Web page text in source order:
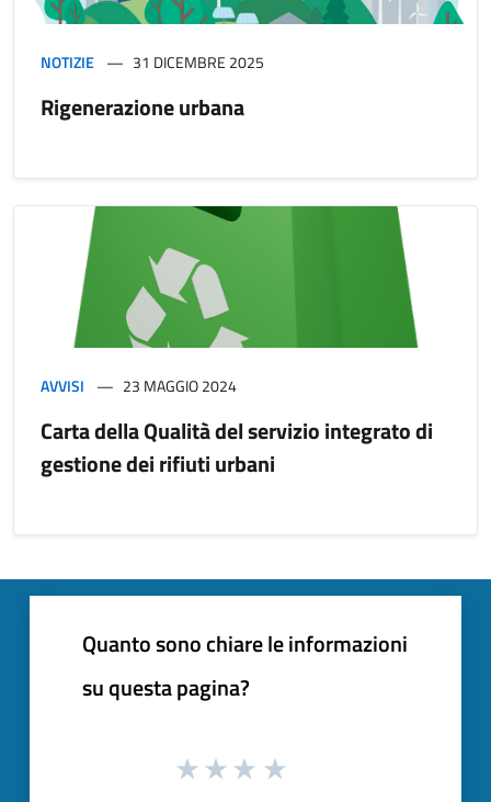
NOTIZIE 31 DICEMBRE 2025
Rigenerazione urbana
AVVISI 23 MAGGIO 2024
Carta della Qualità del servizio integrato di
gestione dei rifiuti urbani
Quanto sono chiare le informazioni
su questa pagina?